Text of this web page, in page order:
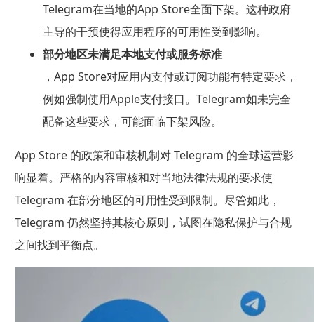
Telegram在当地的App Store全面下架。这种政府
主导的干预使得应用程序的可用性受到影响。
部分地区未满足本地支付或服务标准
，App Store对应用内支付或订阅功能有特定要求，
例如强制使用Apple支付接口。Telegram如未完全
配备这些要求，可能面临下架风险。
App Store 的政策和审核机制对 Telegram 的全球运营影
响显着。严格的内容审核和对当地法律法规的要求使
Telegram 在部分地区的可用性受到限制。尽管如此，
Telegram 仍然坚持其核心原则，试图在隐私保护与合规
之间找到平衡点。